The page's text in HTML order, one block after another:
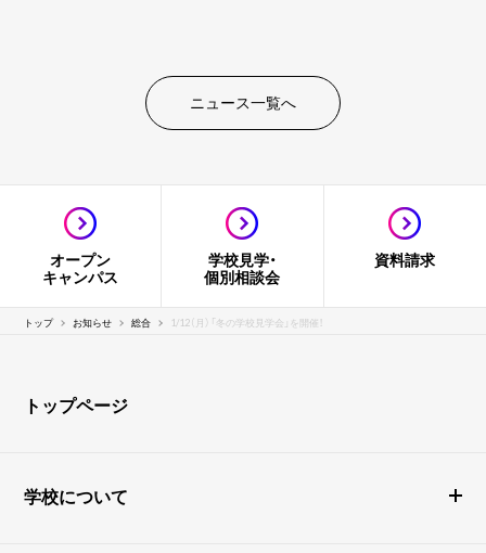
ニュース一覧へ
オープン
キャンパス
学校見学・
個別相談会
資料請求
トップ お知らせ 総合 1/12（月）「冬の学校見学会」を開催！
トップページ
学校について